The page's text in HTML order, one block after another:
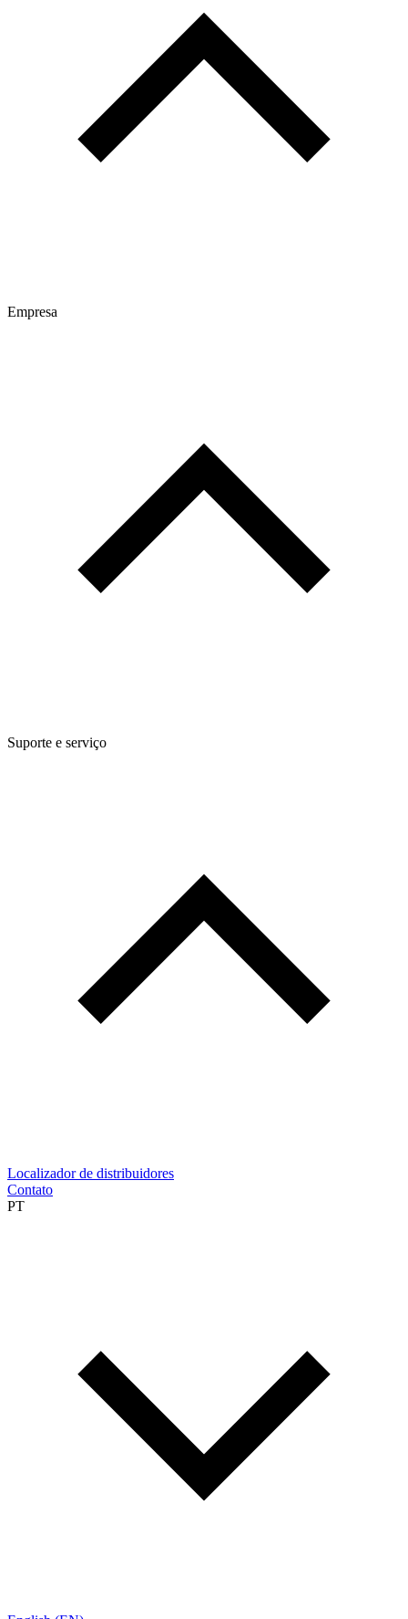
Empresa
Suporte e serviço
Localizador de distribuidores
Contato
PT